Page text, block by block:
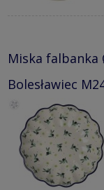
Miska falbanka
Bolesławiec